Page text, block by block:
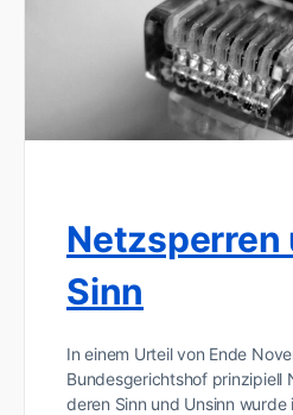
Netzsperren
Sinn
In einem Urteil von Ende
Bundesgerichtshof prinzipiell
deren Sinn und Unsinn